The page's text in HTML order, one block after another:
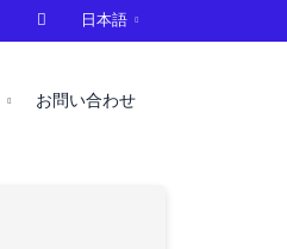
お問い合わせ
 日本語